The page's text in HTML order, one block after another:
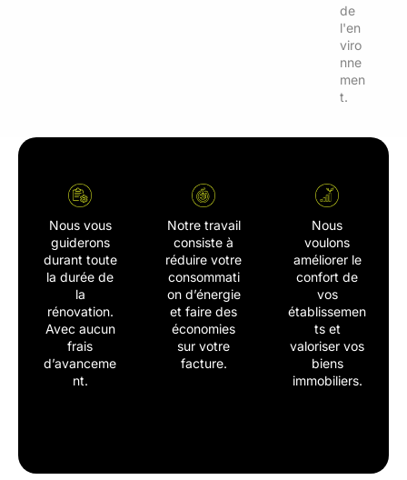
de
l'en
viro
nne
men
t.
Nous vous
guiderons
durant toute
la durée de
la
rénovation.
Avec aucun
frais
d’avanceme
nt.
Notre travail
consiste à
réduire votre
consommati
on d’énergie
et faire des
économies
sur votre
facture.
Nous
voulons
améliorer le
confort de
vos
établissemen
ts et
valoriser vos
biens
immobiliers.